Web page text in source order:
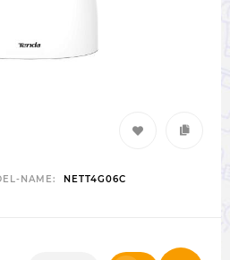
NAME: NETT4G06C